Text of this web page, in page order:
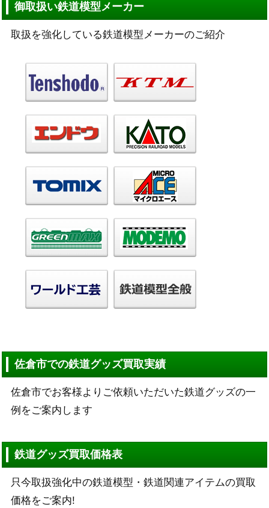
御取扱い鉄道模型メーカー
取扱を強化している鉄道模型メーカーのご紹介
佐倉市での鉄道グッズ買取実績
佐倉市でお客様よりご依頼いただいた鉄道グッズの一
例をご案内します
鉄道グッズ買取価格表
只今取扱強化中の鉄道模型・鉄道関連アイテムの買取
価格をご案内!